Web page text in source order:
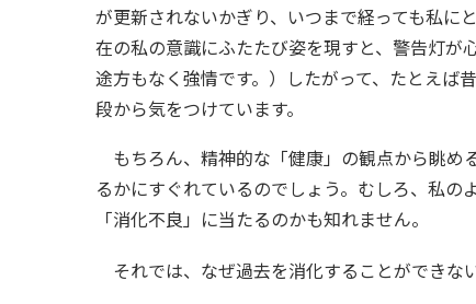
が更新されないかぎり、いつまで経っても私に
在の私の意識にふたたび姿を現すと、警告灯が
途方もなく強情です。）したがって、たとえば
段から気をつけています。
もちろん、精神的な「健康」の観点から眺め
るかにすぐれているのでしょう。むしろ、私
「消化不良」に当たるのかも知れません。
それでは、なぜ過去を消化することができな